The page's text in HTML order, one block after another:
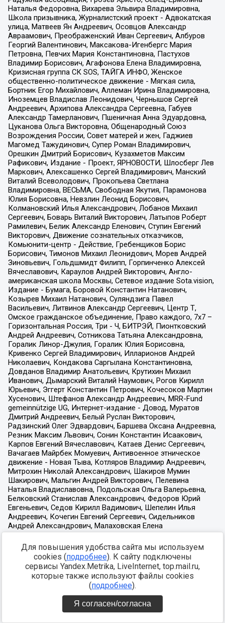
Для повышения удобства сайта мы используем
cookies (подробнее). К сайту подключены
сервисы Yandex.Metrika, LiveInternet, top.mail.ru,
которые также используют файлы cookies
(подробнее).
Я согласен/согласна